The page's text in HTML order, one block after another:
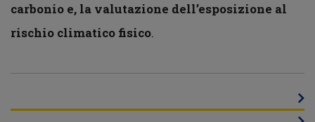
carbonio e, la valutazione dell’esposizione al
rischio climatico fisico.